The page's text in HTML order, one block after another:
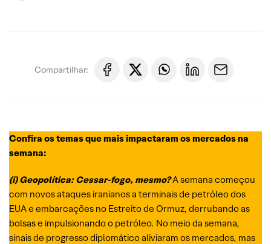
Compartilhar:
Confira os temas que mais impactaram os mercados na
semana:
(i) Geopolítica: Cessar-fogo, mesmo?A semana começou
com novos ataques iranianos a terminais de petróleo dos
EUA e embarcações no Estreito de Ormuz, derrubando as
bolsas e impulsionando o petróleo. No meio da semana,
sinais de progresso diplomático aliviaram os mercados, mas